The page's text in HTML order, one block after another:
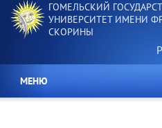
Перейти
основному
ГОМЕЛЬСКИЙ
УНИВЕРСИТЕТ ИМЕНИ
СКОРИНЫ
МЕНЮ